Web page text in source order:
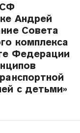
Андрей
Совета
комплекса
Федерации
с детьми»